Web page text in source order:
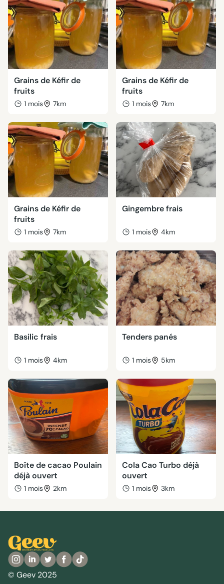
Grains de Kéfir de
fruits
1 mois 7km
Grains de Kéfir de
fruits
1 mois 7km
Grains de Kéfir de
fruits
1 mois 7km
Gingembre frais
1 mois 4km
Basilic frais
1 mois 4km
Tenders panés
1 mois 5km
Boîte de cacao Poulain
déjà ouvert
1 mois 2km
Cola Cao Turbo déjà
ouvert
1 mois 3km
© Geev 2025